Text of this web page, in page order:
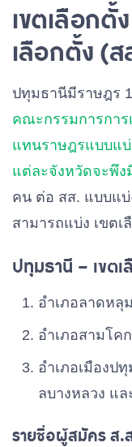
เขตเลือกตั้
เลือกตั้ง (
ปทุมธานีมีราษฎร
คณะกรรมการการ
แทนราษฎรแบบแบ่
แต่ละจังหวัดจะพึง
คน ต่อ สส. แบบแ
สามารถแบ่ง เขตเ
ปทุมธานี – เขต
อําเภอลาดหลุ
อําเภอสามโคก
อําเภอเมืองป
ลบางหลวง แล
รายชื่อผู้สมัคร ส.